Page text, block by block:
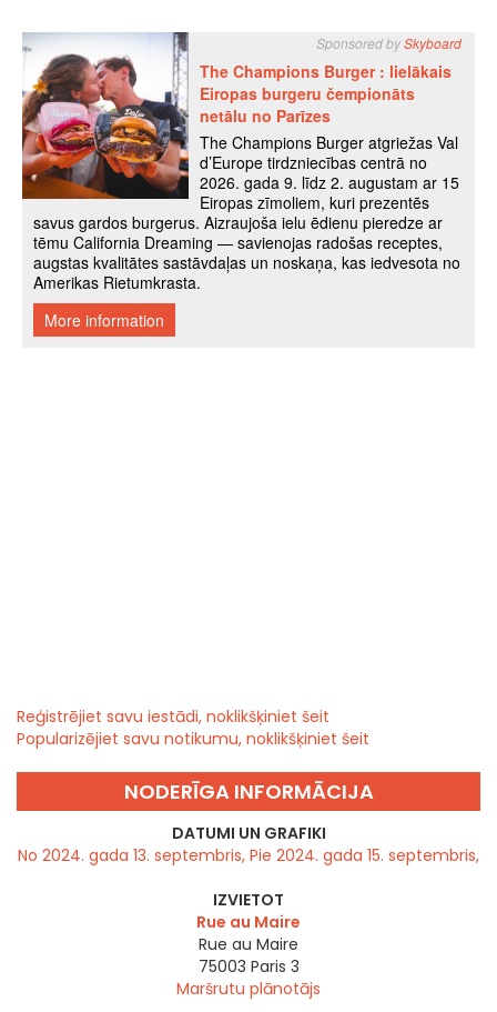
Reģistrējiet savu iestādi, noklikšķiniet šeit
Popularizējiet savu notikumu, noklikšķiniet šeit
NODERĪGA INFORMĀCIJA
DATUMI UN GRAFIKI
No 2024. gada 13. septembris, Pie 2024. gada 15. septembris,
IZVIETOT
Rue au Maire
Rue au Maire
75003 Paris 3
Maršrutu plānotājs